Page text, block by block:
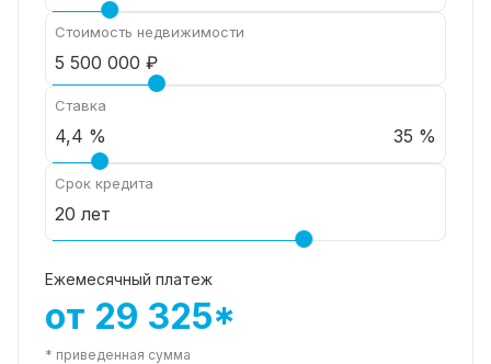
Стоимость недвижимости
Ставка
35 %
Срок кредита
Ежемесячный платеж
от 29 325*
* приведенная сумма